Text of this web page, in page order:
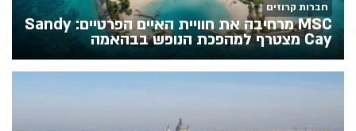
חברות קרוזים
MSC מרחיבה את חוויית האיים הפרטיים: Sandy
Cay מצטרף למהפכת הנופש בבהאמה